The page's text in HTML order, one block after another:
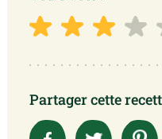
Partager cette